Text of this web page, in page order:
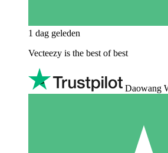
1 dag geleden
Vecteezy is the best of best
Daowang